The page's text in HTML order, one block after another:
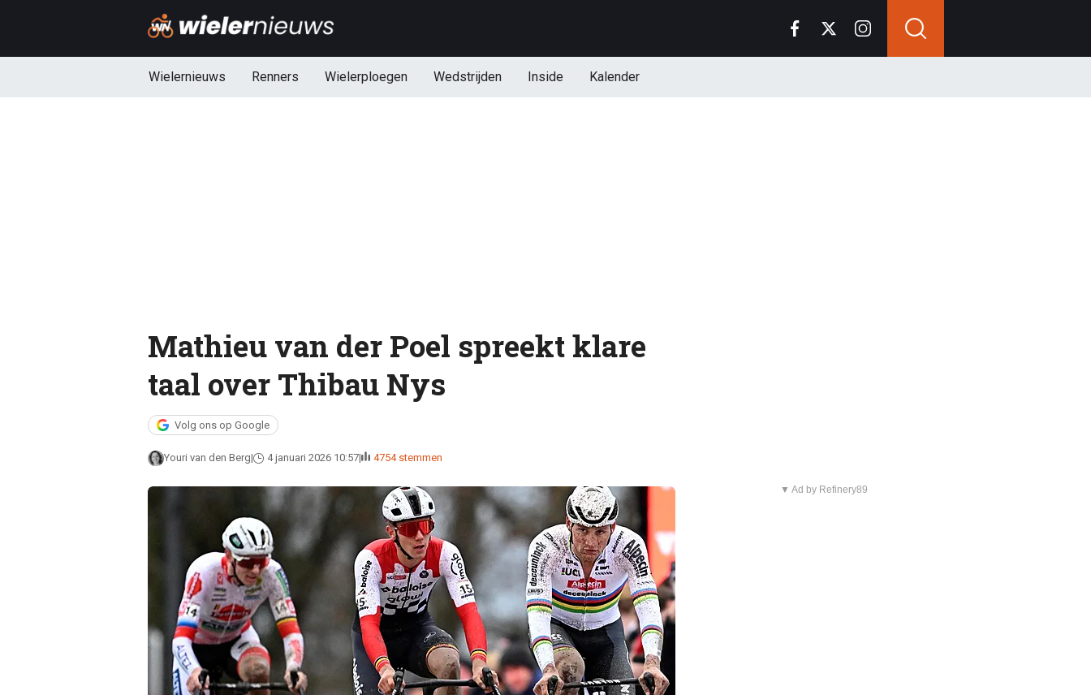
Wielernieuws Renners Wielerploegen Wedstrijden Inside Kalender
Mathieu van der Poel spreekt klare
taal over Thibau Nys
Volg ons op Google
Youri van den Berg 4 januari 2026 10:57 4754 stemmen
▼ Ad by Refinery89